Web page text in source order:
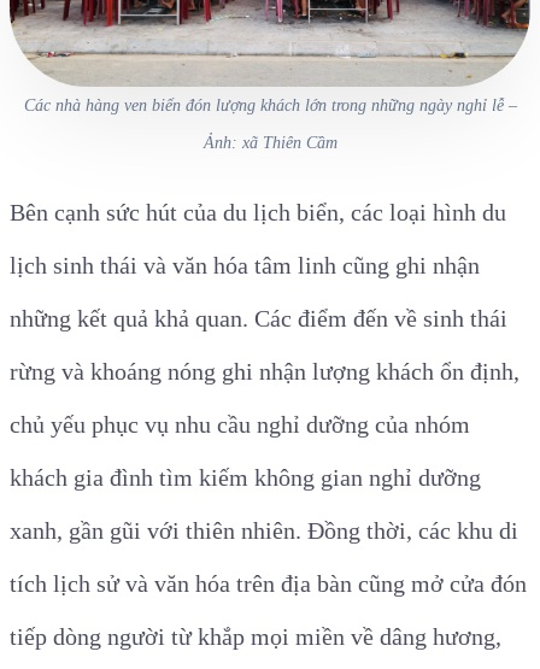
Các nhà hàng ven biển đón lượng khách lớn trong những ngày nghỉ lễ –
Ảnh: xã Thiên Cầm
Bên cạnh sức hút của du lịch biển, các loại hình du
lịch sinh thái và văn hóa tâm linh cũng ghi nhận
những kết quả khả quan. Các điểm đến về sinh thái
rừng và khoáng nóng ghi nhận lượng khách ổn định,
chủ yếu phục vụ nhu cầu nghỉ dưỡng của nhóm
khách gia đình tìm kiếm không gian nghỉ dưỡng
xanh, gần gũi với thiên nhiên. Đồng thời, các khu di
tích lịch sử và văn hóa trên địa bàn cũng mở cửa đón
tiếp dòng người từ khắp mọi miền về dâng hương,